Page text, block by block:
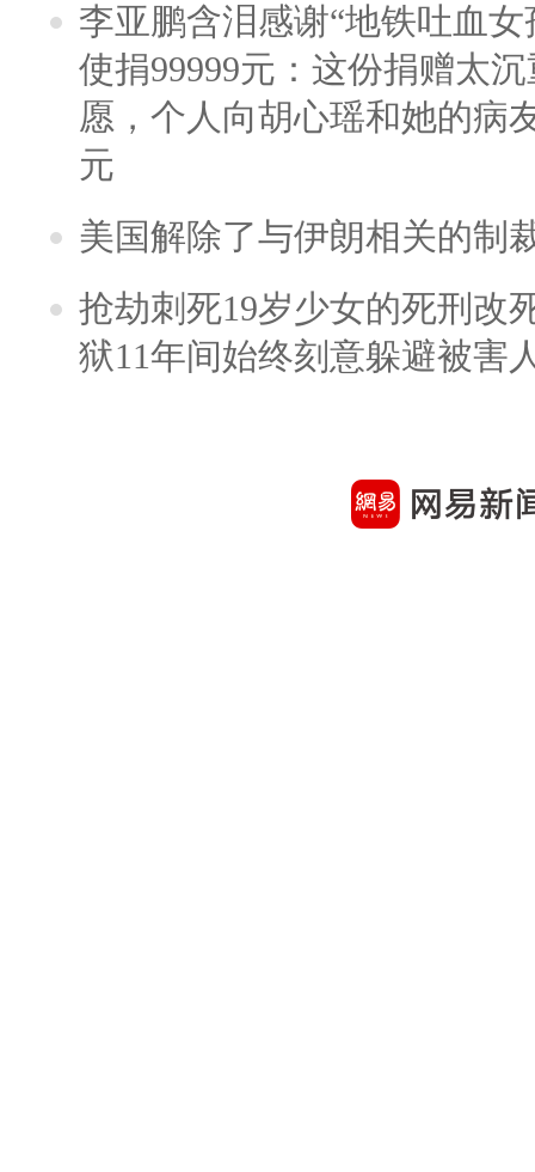
李亚鹏含泪感谢“地铁吐血
使捐99999元：这份捐赠太
愿，个人向胡心瑶和她的病
元
美国解除了与伊朗相关的制
抢劫刺死19岁少女的死刑改
狱11年间始终刻意躲避被害